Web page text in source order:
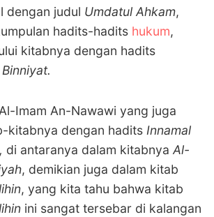
dengan judul Umdatul Ahkam,
hadits-hadits hukum,
kitabnya dengan hadits
Binniyat.
Imam An-Nawawi yang juga
kitabnya dengan hadits Innamal
di antaranya dalam kitabnya Al-
, demikian juga dalam kitab
, yang kita tahu bahwa kitab
ini sangat tersebar di kalangan